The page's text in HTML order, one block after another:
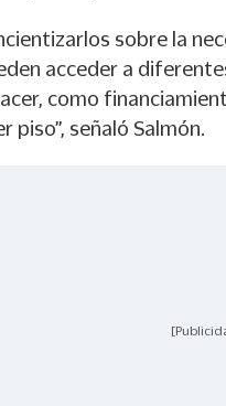
sobre la
acceder a
como
piso”, señaló Salmón.